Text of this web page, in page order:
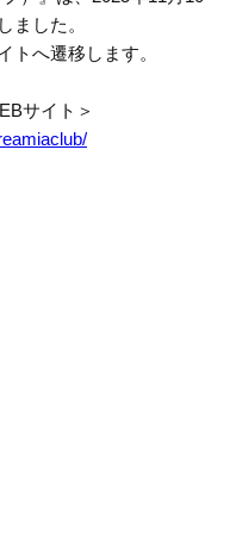
ました。
トへ遷移します。
サイト＞